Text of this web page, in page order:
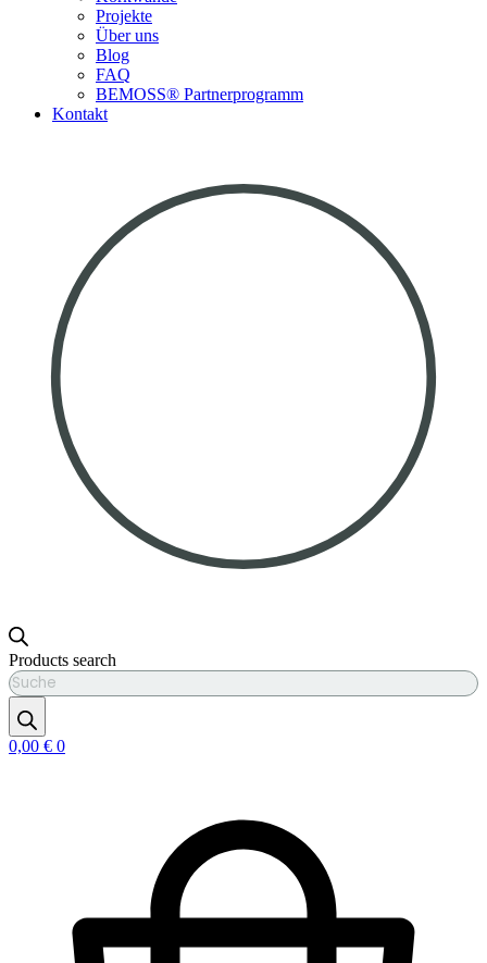
Projekte
Über uns
Blog
FAQ
BEMOSS® Partnerprogramm​
Kontakt
Products search
0,00 € 0